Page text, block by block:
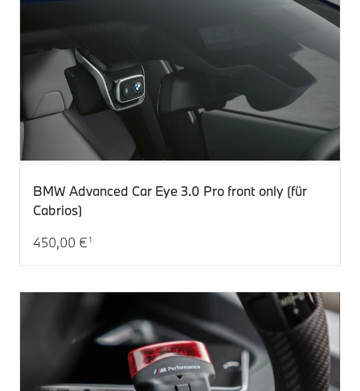
BMW Advanced Car Eye 3.0 Pro front only (für
Cabrios)
Aktueller Preis: 450,00 €
450,00 € 1